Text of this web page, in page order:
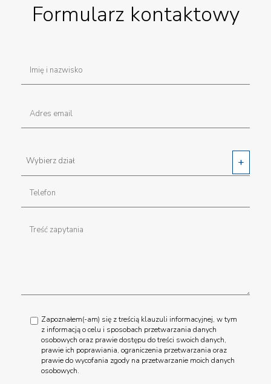
Formularz kontaktowy
Zapoznałem(-am) się z treścią klauzuli informacyjnej, w tym
z informacją o celu i sposobach przetwarzania danych
osobowych oraz prawie dostępu do treści swoich danych,
prawie ich poprawiania, ograniczenia przetwarzania oraz
prawie do wycofania zgody na przetwarzanie moich danych
osobowych.